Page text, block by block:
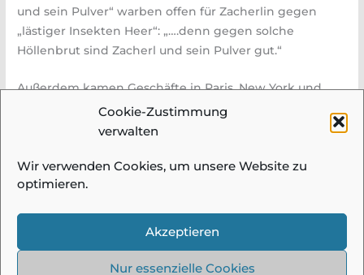
Cookie-Zustimmung
verwalten
Wir verwenden Cookies, um unsere Website zu
optimieren.
Akzeptieren
Nur essenzielle Cookies
und sein Pulver“ warben offen für Zacherlin gegen
„lästiger Insekten Heer“: „….denn gegen solche
Höllenbrut sind Zacherl und sein Pulver gut.“
Außerdem kamen Geschäfte in Paris, New York und
London dazu. So wurde das Zacherlin auf der ganzen
Welt verkauft.
Datenschutz| Alle Bilder und Beiträge auf
diesen Seiten sind urheberrechtlich
geschützt und dürfen ohne Einwilligung